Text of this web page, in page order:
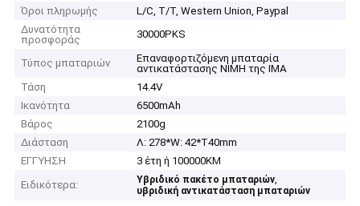
Όροι πληρωμής
L/C, T/T, Western Union, Paypal
Δυνατότητα
προσφοράς
30000PKS
Τύπος μπαταριών
Επαναφορτιζόμενη μπαταρία
αντικατάστασης NIMH της IMA
Τάση
14.4V
Ικανότητα
6500mAh
Βάρος
2100g
Διάσταση
Λ: 278*W: 42*T40mm
ΕΓΓΥΗΣΗ
3 έτη ή 100000KM
Ειδικότερα:
Υβριδικό πακέτο μπαταριών,
υβριδική αντικατάσταση μπαταριών